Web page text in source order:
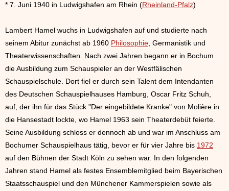
* 7. Juni 1940 in Ludwigshafen am Rhein (Rheinland-Pfalz)
Lambert Hamel wuchs in Ludwigshafen auf und studierte nach
seinem Abitur zunächst ab 1960 Philosophie, Germanistik und
Theaterwissenschaften. Nach zwei Jahren begann er in Bochum
die Ausbildung zum Schauspieler an der Westfälischen
Schauspielschule. Dort fiel er durch sein Talent dem Intendanten
des Deutschen Schauspielhauses Hamburg, Oscar Fritz Schuh,
auf, der ihn für das Stück "Der eingebildete Kranke" von Molière in
die Hansestadt lockte, wo Hamel 1963 sein Theaterdebüt feierte.
Seine Ausbildung schloss er dennoch ab und war im Anschluss am
Bochumer Schauspielhaus tätig, bevor er für vier Jahre bis 1972
auf den Bühnen der Stadt Köln zu sehen war. In den folgenden
Jahren stand Hamel als festes Ensemblemitglied beim Bayerischen
Staatsschauspiel und den Münchener Kammerspielen sowie als